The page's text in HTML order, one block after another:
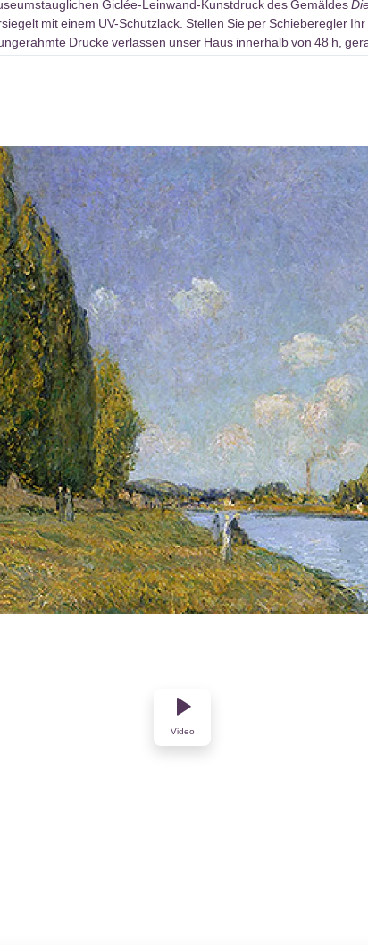
Giclée-Leinwand-Kunstdruck des Gemäldes
mit einem UV-Schutzlack. Stellen Sie per Schieberegler
Drucke verlassen unser Haus innerhalb von 48 h,
Video